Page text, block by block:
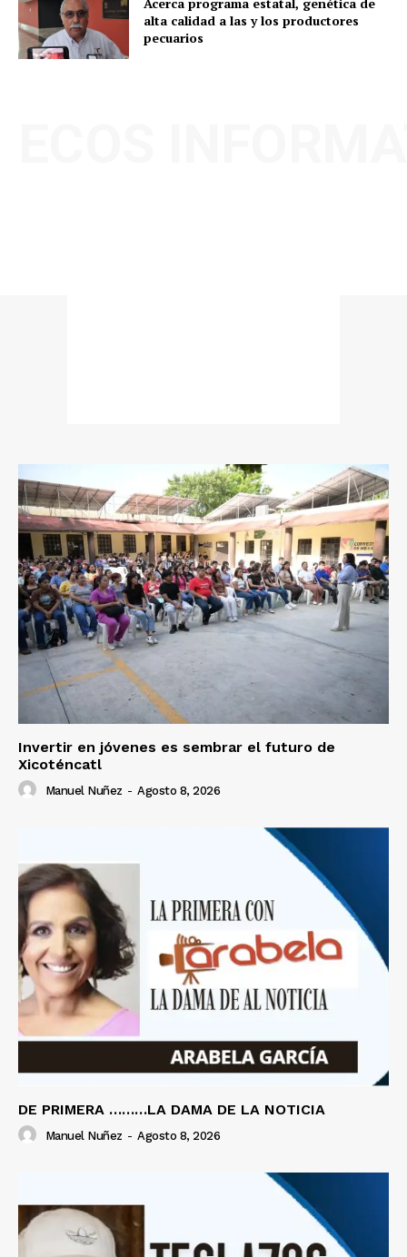
alta calidad a las y los productores
pecuarios
Invertir en jóvenes es sembrar el futuro de
Xicoténcatl
Manuel Nuñez - Agosto 8, 2026
DE PRIMERA ………LA DAMA DE LA NOTICIA
Manuel Nuñez - Agosto 8, 2026